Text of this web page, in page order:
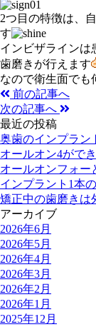
2つ目の特徴は、
す
インビザラインは
歯磨きが行えます
なので衛生面でも
前の記事へ
次の記事へ
最近の投稿
奥歯のインプラ
オールオン4がで
オールオンフォ
インプラント1本
矯正中の歯磨き
アーカイブ
2026年6月
2026年5月
2026年4月
2026年3月
2026年2月
2026年1月
2025年12月